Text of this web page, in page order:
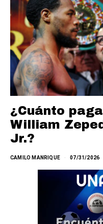
¿Cuánto
William
Jr.?
CAMILO MANRIQUE 07/31/2026